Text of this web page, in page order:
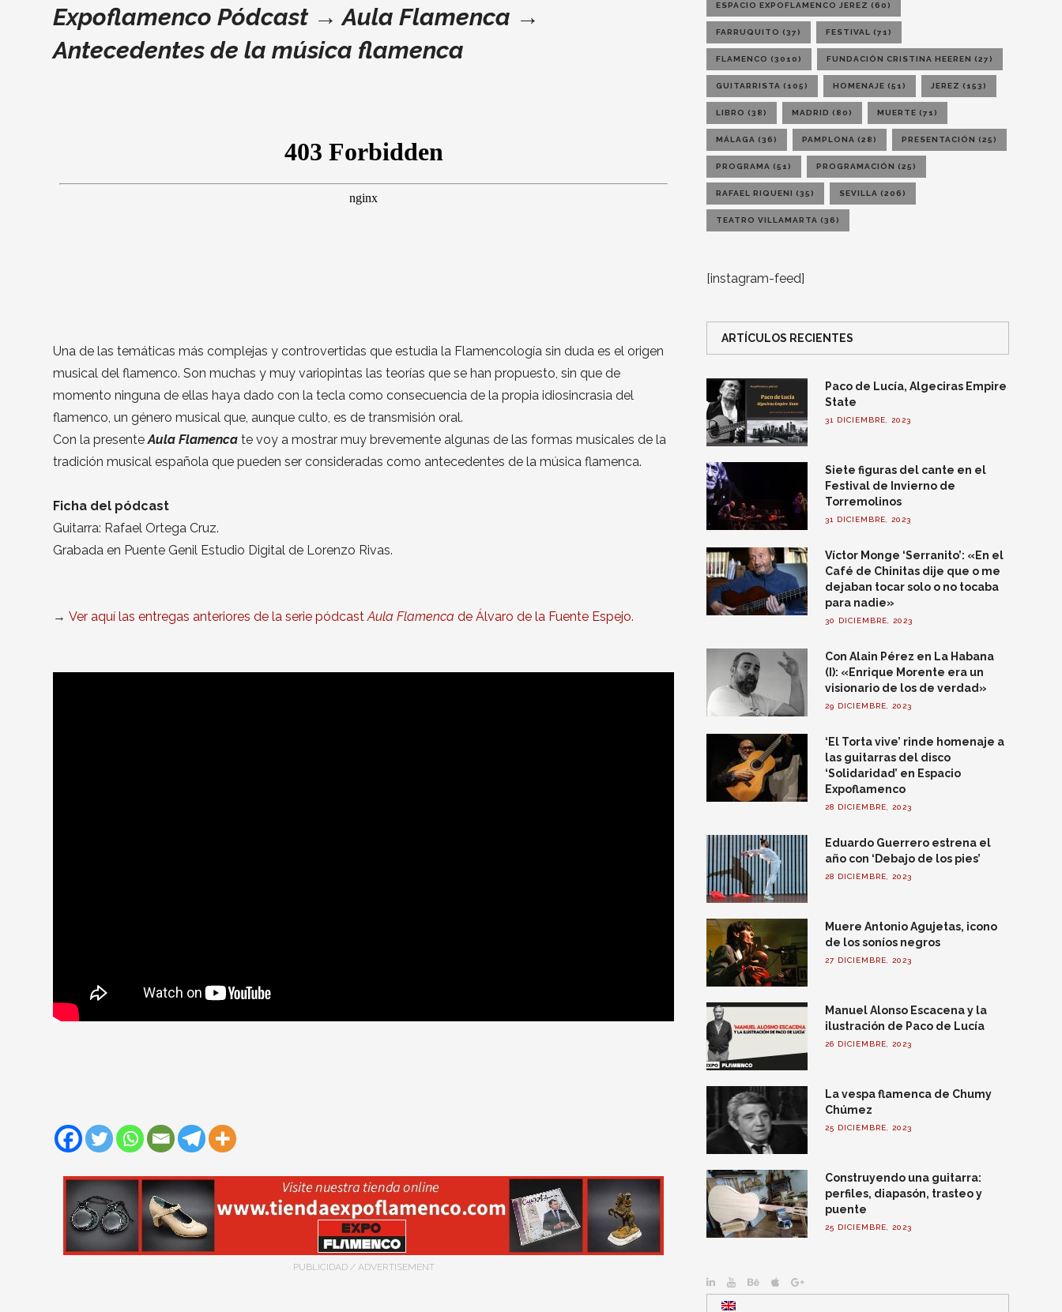
Expoflamenco Pódcast → Aula Flamenca →
Antecedentes de la música flamenca
Una de las temáticas más complejas y controvertidas que estudia la Flamencología sin duda es el origen
musical del flamenco. Son muchas y muy variopintas las teorías que se han propuesto, sin que de
momento ninguna de ellas haya dado con la tecla como consecuencia de la propia idiosincrasia del
flamenco, un género musical que, aunque culto, es de transmisión oral.
Con la presenteAula Flamenca te voy a mostrar muy brevemente algunas de las formas musicales de la
tradición musical española que pueden ser consideradas como antecedentes de la música flamenca.
Ficha del pódcast
Guitarra: Rafael Ortega Cruz.
Grabada en Puente Genil Estudio Digital de Lorenzo Rivas.
→Ver aquí las entregas anteriores de la serie pódcastAula Flamenca de Álvaro de la Fuente Espejo.
PUBLICIDAD / ADVERTISEMENT
ESPACIO EXPOFLAMENCO JEREZ (60)
FARRUQUITO (37) FESTIVAL (71)
FLAMENCO (3010) FUNDACIÓN CRISTINA HEEREN (27)
GUITARRISTA (105) HOMENAJE (51) JEREZ (153)
LIBRO (38) MADRID (80) MUERTE (71)
MÁLAGA (36) PAMPLONA (28) PRESENTACIÓN (25)
PROGRAMA (51) PROGRAMACIÓN (25)
RAFAEL RIQUENI (35) SEVILLA (206)
TEATRO VILLAMARTA (36)
[instagram-feed]
ARTÍCULOS RECIENTES
Paco de Lucía, Algeciras Empire
State
31 DICIEMBRE, 2023
Siete figuras del cante en el
Festival de Invierno de
Torremolinos
31 DICIEMBRE, 2023
Víctor Monge ‘Serranito’: «En el
Café de Chinitas dije que o me
dejaban tocar solo o no tocaba
para nadie»
30 DICIEMBRE, 2023
Con Alain Pérez en La Habana
(I): «Enrique Morente era un
visionario de los de verdad»
29 DICIEMBRE, 2023
‘El Torta vive’ rinde homenaje a
las guitarras del disco
‘Solidaridad’ en Espacio
Expoflamenco
28 DICIEMBRE, 2023
Eduardo Guerrero estrena el
año con ‘Debajo de los pies’
28 DICIEMBRE, 2023
Muere Antonio Agujetas, icono
de los soníos negros
27 DICIEMBRE, 2023
Manuel Alonso Escacena y la
ilustración de Paco de Lucía
26 DICIEMBRE, 2023
La vespa flamenca de Chumy
Chúmez
25 DICIEMBRE, 2023
Construyendo una guitarra:
perfiles, diapasón, trasteo y
puente
25 DICIEMBRE, 2023